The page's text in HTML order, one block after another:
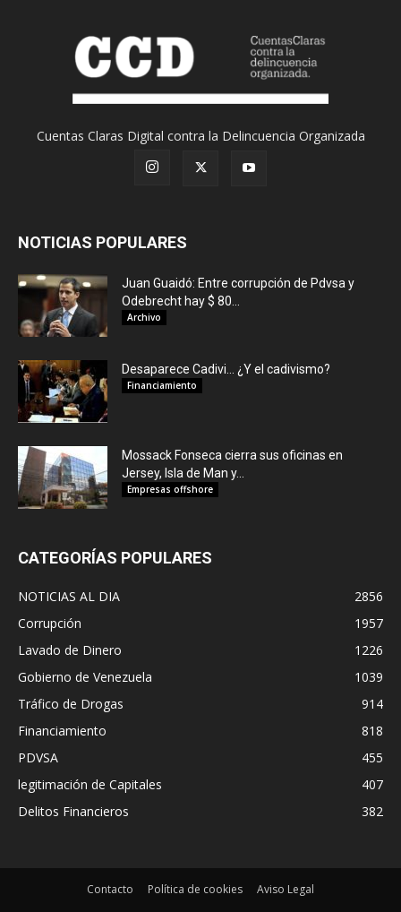
Cuentas Claras Digital contra la Delincuencia Organizada
NOTICIAS POPULARES
Juan Guaidó: Entre corrupción de Pdvsa y
Odebrecht hay $ 80...
Archivo
Desaparece Cadivi… ¿Y el cadivismo?
Financiamiento
Mossack Fonseca cierra sus oficinas en
Jersey, Isla de Man y...
Empresas offshore
CATEGORÍAS POPULARES
NOTICIAS AL DIA
2856
Corrupción
1957
Lavado de Dinero
1226
Gobierno de Venezuela
1039
Tráfico de Drogas
914
Financiamiento
818
PDVSA
455
legitimación de Capitales
407
Delitos Financieros
382
Contacto Política de cookies Aviso Legal